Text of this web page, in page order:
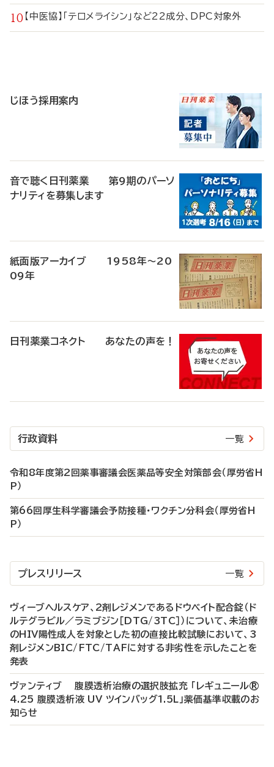
【中医協】「テロメライシン」など22成分、DPC対象外
じほう採用案内
音で聴く日刊薬業 第9期のパーソ
ナリティを募集します
紙面版アーカイブ 1958年～20
09年
日刊薬業コネクト あなたの声を！
行政資料 一覧
令和8年度第2回薬事審議会医薬品等安全対策部会（厚労省H
P）
第66回厚生科学審議会予防接種・ワクチン分科会（厚労省H
P）
プレスリリース 一覧
ヴィーブヘルスケア、2剤レジメンであるドウベイト配合錠（ド
ルテグラビル／ラミブジン［DTG/3TC］）について、未治療
のHIV陽性成人を対象とした初の直接比較試験において、3
剤レジメンBIC/FTC/TAFに対する非劣性を示したことを
発表
ヴァンティブ 腹膜透析治療の選択肢拡充 「レギュニール®
4.25 腹膜透析液 UV ツインバッグ1.5L」薬価基準収載のお
知らせ